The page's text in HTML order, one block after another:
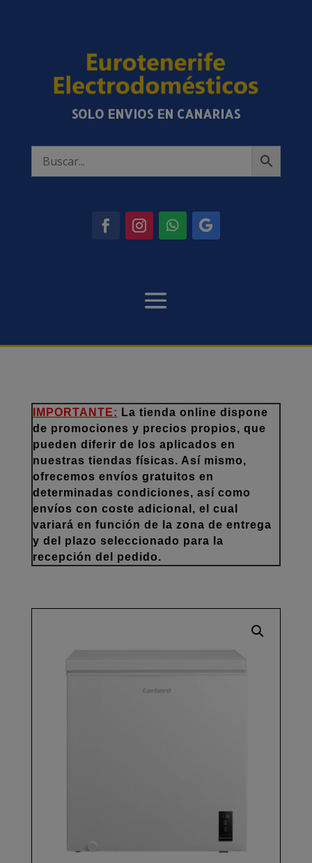
SOLO ENVIOS EN CANARIAS
IMPORTANTE: La tienda online dispone
de promociones y precios propios, que
pueden diferir de los aplicados en
nuestras tiendas físicas. Así mismo,
ofrecemos envíos gratuitos en
determinadas condiciones, así como
envíos con coste adicional, el cual
variará en función de la zona de entrega
y del plazo seleccionado para la
recepción del pedido.